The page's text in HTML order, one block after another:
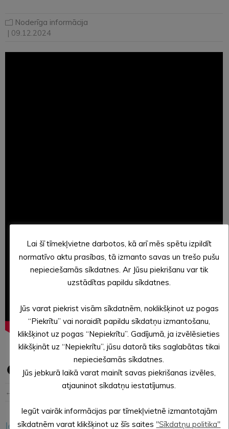
Noderīga informācija
| 09.12.2024
← Iepriekšējā ziņa
Iesakām arī šo
Lai šī tīmekļvietne darbotos, kā arī mēs spētu izpildīt
normatīvo aktu prasības, tā izmanto savas un trešo pušu
nepieciešamās sīkdatnes. Ar Jūsu piekrišanu var tik
uzstādītas papildu sīkdatnes.
Jūs varat piekrist visām sīkdatnēm, noklikšķinot uz pogas
“Piekrītu” vai noraidīt papildu sīkdatņu izmantošanu,
klikšķinot uz pogas “Nepiekrītu”. Gadījumā, ja izvēlēsieties
klikšķināt uz “Nepiekrītu”, jūsu datorā tiks saglabātas tikai
nepieciešamās sīkdatnes.
Jūs jebkurā laikā varat mainīt savas piekrišanas izvēles,
atjauninot sīkdatņu iestatījumus.
Iegūt vairāk informācijas par tīmekļvietnē izmantotajām
sīkdatnēm varat klikšķinot uz šīs saites "Sīkdatņu politika"